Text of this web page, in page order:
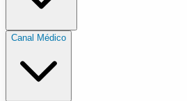
Canal Médico